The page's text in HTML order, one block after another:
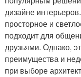
дизайне
просторное и
подходит для
друзьями. Однако,
преимущества и
при выборе